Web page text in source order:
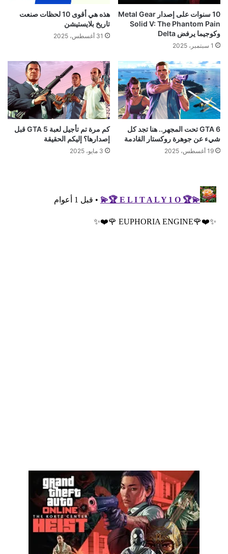
10 سنوات على إصدار Metal Gear
Solid V: The Phantom Pain
وكوجيما يرفض Delta
1 سبتمبر، 2025
هذه هي أقوى 10 لحظات صنعت
تاريخ بلايستيشن
31 أغسطس، 2025
GTA 6 تحت المجهر.. هنا تجد كل
شيء عن جوهرة روكستار القادمة
19 أغسطس، 2025
كم مرة تم تأجيل لعبة GTA 5 قبل
إصدارها؟ إليكم الحقيقة
3 مايو، 2025